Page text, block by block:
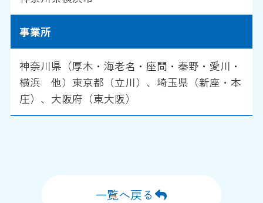
事業所
神奈川県（厚木・海老名・座間・秦野・愛川・
横浜 他）東京都（立川）、埼玉県（新座・本
庄）、大阪府（東大阪）
一覧へ戻る